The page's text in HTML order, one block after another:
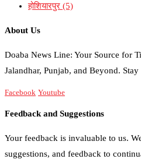
होशियारपुर (5)
About Us
Doaba News Line: Your Source for
Jalandhar, Punjab, and Beyond.
Facebook Youtube
Feedback and Suggestions
Your feedback is invaluable to us.
suggestions, and feedback to